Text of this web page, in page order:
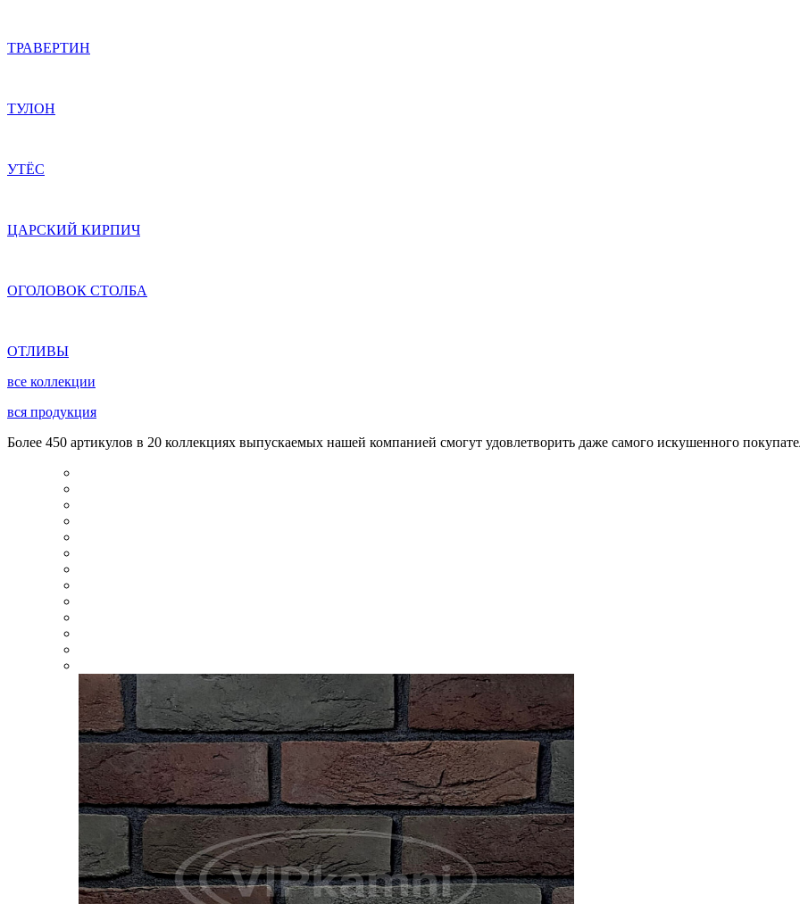
ТРАВЕРТИН
ТУЛОН
УТЁС
ЦАРСКИЙ КИРПИЧ
ОГОЛОВОК СТОЛБА
ОТЛИВЫ
все коллекции
вся продукция
Более 450 артикулов в 20 коллекциях выпускаемых нашей компанией смогут удовлетворить даже самого искушенного